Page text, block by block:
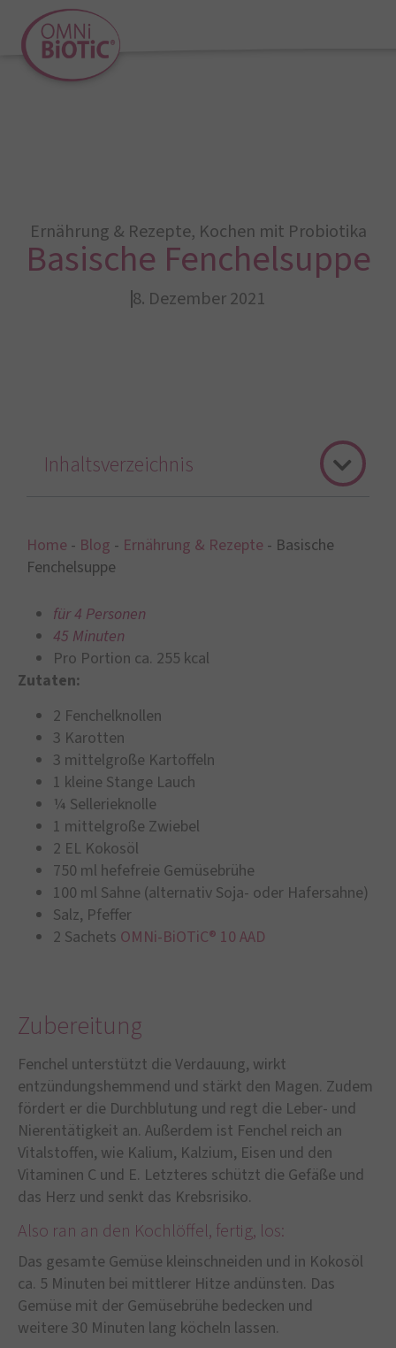
Ernährung & Rezepte, Kochen mit Probiotika
Basische Fenchelsuppe
8. Dezember 2021
Home - Blog - Ernährung & Rezepte - Basische
Fenchelsuppe
für 4 Personen
45 Minuten
Pro Portion ca. 255 kcal
Zutaten:
2 Fenchelknollen
3 Karotten
3 mittelgroße Kartoffeln
1 kleine Stange Lauch
¼ Sellerieknolle
1 mittelgroße Zwiebel
2 EL Kokosöl
750 ml hefefreie Gemüsebrühe
100 ml Sahne (alternativ Soja- oder Hafersahne)
Salz, Pfeffer
2 Sachets OMNi-BiOTiC® 10 AAD
Zubereitung
Fenchel unterstützt die Verdauung, wirkt
entzündungshemmend und stärkt den Magen. Zudem
fördert er die Durchblutung und regt die Leber- und
Nierentätigkeit an. Außerdem ist Fenchel reich an
Vitalstoffen, wie Kalium, Kalzium, Eisen und den
Vitaminen C und E. Letzteres schützt die Gefäße und
das Herz und senkt das Krebsrisiko.
Also ran an den Kochlöffel, fertig, los:
Das gesamte Gemüse kleinschneiden und in Kokosöl
ca. 5 Minuten bei mittlerer Hitze andünsten. Das
Gemüse mit der Gemüsebrühe bedecken und
weitere 30 Minuten lang köcheln lassen.
Inhaltsverzeichnis